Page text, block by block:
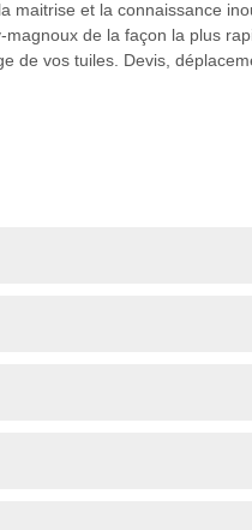
maitrise et la connaissance
de la façon la plus
de vos tuiles. Devis,